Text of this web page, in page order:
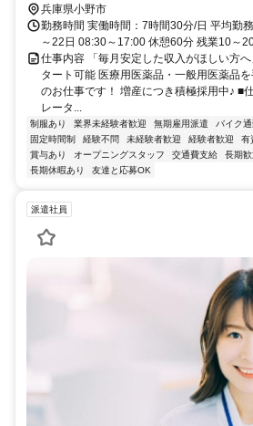
兵庫県小野市
勤務時間 実働時間：7時間30分/日 平均勤
～22日 08:30～17:00 休憩60分 残業10～
仕事内容 「毎月安定した収入がほしい方
タート可能 医療用医薬品・一般用医薬品
のお仕事です！ 増産につき積極採用中♪ ■
レータ...
制服あり 業界未経験者歓迎 無期雇用派遣 バイク
固定時間制
経験不問 未経験者歓迎 経験者歓迎 有
賞与あり
オープニングスタッフ 交通費支給 長期歓
長期休暇あり
友達と応募OK
派遣社員